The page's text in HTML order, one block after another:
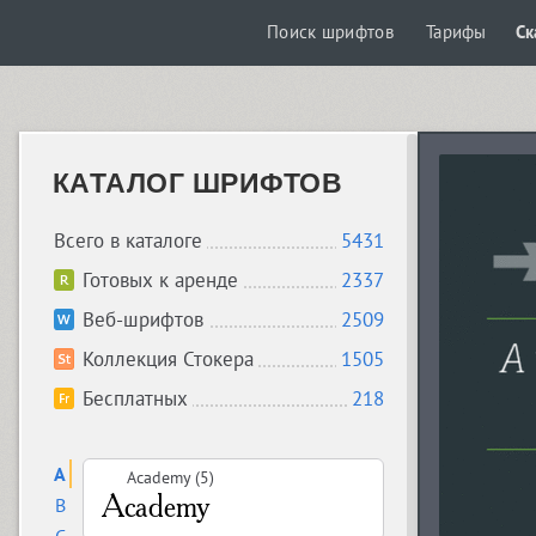
Поиск шрифтов Тарифы
КАТАЛОГ ШРИФТОВ
Всего в каталоге
5431
Готовых к аренде
2337
Веб-шрифтов
2509
Коллекция Стокера
1505
Бесплатных
218
A
B
Academy (5)